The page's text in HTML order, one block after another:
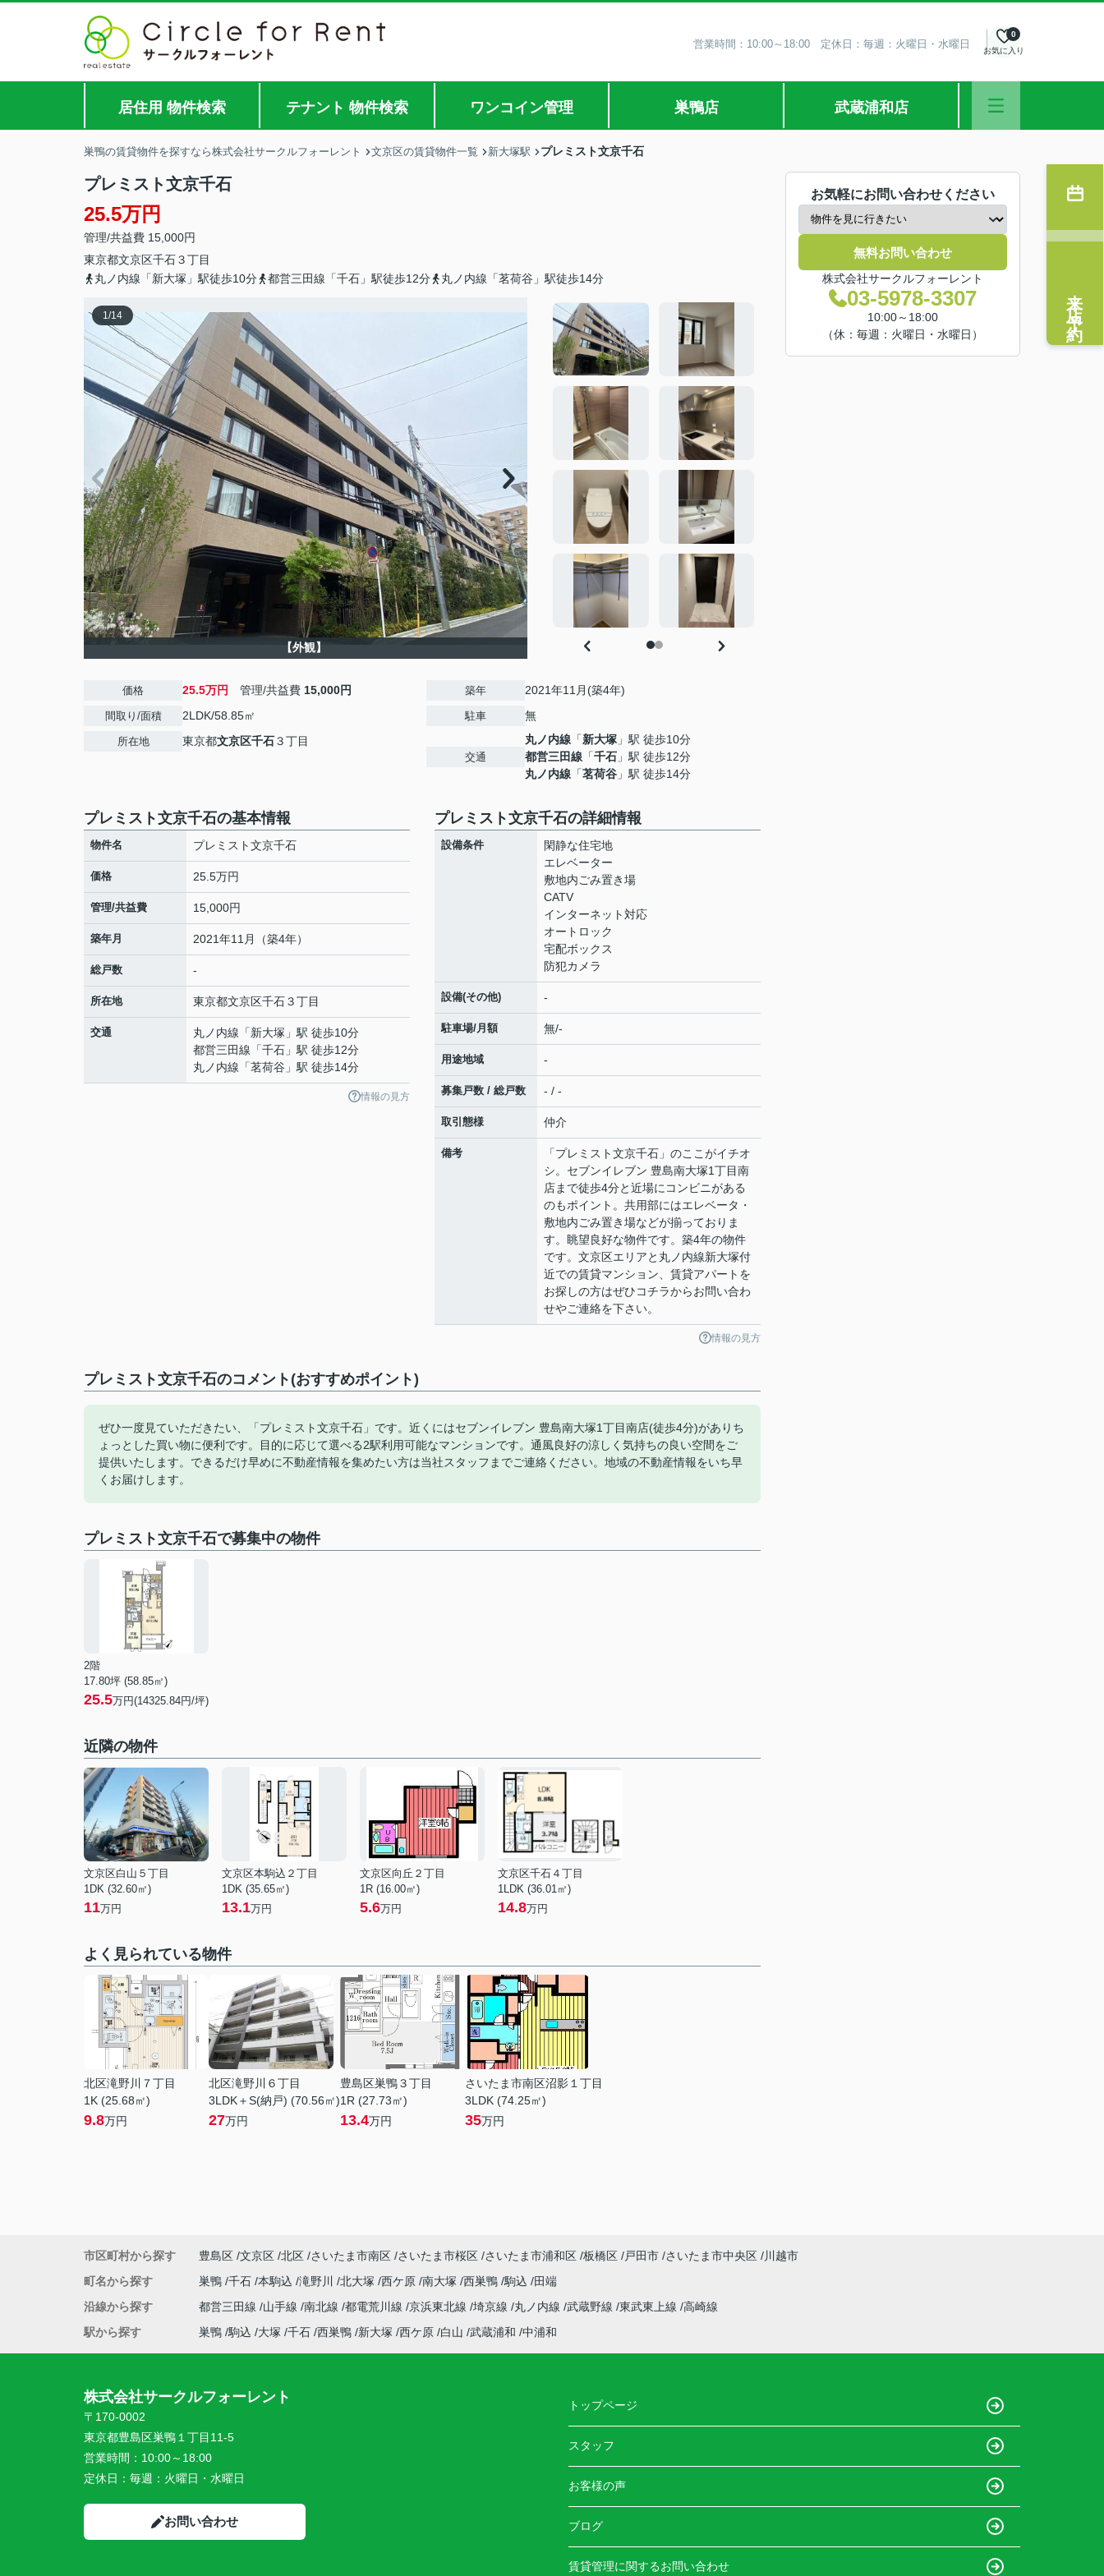
営業時間：10:00～18:00 定休日：毎週：火曜日・水曜日 お気に入り
0
居住用 物件検索 テナント 物件検索 ワンコイン管理 巣鴨店 武蔵浦和店
巣鴨の賃貸物件を探すなら株式会社サークルフォーレント 文京区の賃貸物件一覧 新大塚駅 プレミスト文京千石
プレミスト文京千石
25.5万円
管理/共益費 15,000円
東京都文京区千石３丁目
丸ノ内線「新大塚」駅徒歩10分
都営三田線「千石」駅徒歩12分 丸ノ内線「茗荷谷」駅徒歩14分
1/14
【外観】
価格 25.5万円 管理/共益費 15,000円
間取り/面積 2LDK/58.85㎡
所在地 東京都文京区千石３丁目
築年 2021年11月(築4年)
駐車 無
交通
丸ノ内線 「新大塚 」駅 徒歩10分
都営三田線 「千石 」駅 徒歩12分
丸ノ内線 「茗荷谷 」駅 徒歩14分
プレミスト文京千石の基本情報
物件名 プレミスト文京千石
価格 25.5万円
管理/共益費 15,000円
築年月 2021年11月（築4年）
総戸数 -
所在地 東京都文京区千石３丁目
交通 丸ノ内線 「新大塚 」駅 徒歩10分
都営三田線 「千石 」駅 徒歩12分
丸ノ内線 「茗荷谷 」駅 徒歩14分
情報の見方
プレミスト文京千石の詳細情報
設備条件
閑静な住宅地
エレベーター
敷地内ごみ置き場
CATV
インターネット対応
オートロック
宅配ボックス
防犯カメラ
設備(その他) -
駐車場/月額 無/-
用途地域 -
募集戸数 / 総戸数 - / -
取引態様 仲介
備考
「プレミスト文京千石」のここがイチオ
シ。セブンイレブン 豊島南大塚1丁目南
店まで徒歩4分と近場にコンビニがある
のもポイント。共用部にはエレベータ・
敷地内ごみ置き場などが揃っておりま
す。眺望良好な物件です。築4年の物件
です。文京区エリアと丸ノ内線新大塚付
近での賃貸マンション、賃貸アパートを
お探しの方はぜひコチラからお問い合わ
せやご連絡を下さい。
情報の見方
プレミスト文京千石のコメント(おすすめポイント)
ぜひ一度見ていただきたい、「プレミスト文京千石」です。近くにはセブンイレブン 豊島南大塚1丁目南店(徒歩4分)がありち
ょっとした買い物に便利です。目的に応じて選べる2駅利用可能なマンションです。通風良好の涼しく気持ちの良い空間をご
提供いたします。できるだけ早めに不動産情報を集めたい方は当社スタッフまでご連絡ください。地域の不動産情報をいち早
くお届けします。
プレミスト文京千石で募集中の物件
2階
17.80坪 (58.85㎡)
25.5万円(14325.84円/坪)
近隣の物件
文京区白山５丁目
1DK (32.60㎡)
11万円
文京区本駒込２丁目
1DK (35.65㎡)
13.1万円
文京区向丘２丁目
1R (16.00㎡)
5.6万円
文京区千石４丁目
1LDK (36.01㎡)
14.8万円
よく見られている物件
北区滝野川７丁目
1K (25.68㎡)
9.8万円
北区滝野川６丁目
3LDK＋S(納戸) (70.56㎡)
27万円
豊島区巣鴨３丁目
1R (27.73㎡)
13.4万円
さいたま市南区沼影１丁目
3LDK (74.25㎡)
35万円
お気軽にお問い合わせください
無料お問い合わせ
株式会社サークルフォーレント
03-5978-3307
10:00～18:00
（休：毎週：火曜日・水曜日）
来店予約
市区町村から探す 豊島区 文京区 北区 さいたま市南区 さいたま市桜区 さいたま市浦和区 板橋区 戸田市 さいたま市中央区
川越市
町名から探す
巣鴨 千石 本駒込 滝野川 北大塚 西ケ原 南大塚 西巣鴨 駒込
田端
沿線から探す
都営三田線 山手線 南北線 都電荒川線 京浜東北線 埼京線 丸ノ内線 武蔵野線 東武東上線 高崎線
駅から探す
巣鴨 駒込 大塚 千石 西巣鴨 新大塚 西ケ原 白山 武蔵浦和 中浦和
株式会社サークルフォーレント
〒170-0002
東京都豊島区巣鴨１丁目11-5
営業時間： 10:00～18:00
定休日： 毎週：火曜日・水曜日
お問い合わせ
トップページ
スタッフ
お客様の声
ブログ
賃貸管理に関するお問い合わせ